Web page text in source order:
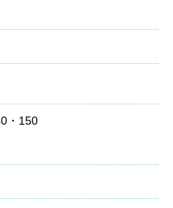
・150